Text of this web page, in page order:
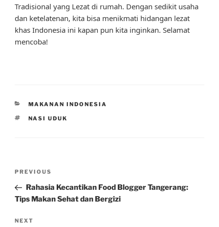
Tradisional yang Lezat di rumah. Dengan sedikit usaha
dan ketelatenan, kita bisa menikmati hidangan lezat
khas Indonesia ini kapan pun kita inginkan. Selamat
mencoba!
CATEGORIES
MAKANAN INDONESIA
TAGS
NASI UDUK
Previous
Post
PREVIOUS
Rahasia Kecantikan Food Blogger Tangerang:
Tips Makan Sehat dan Bergizi
Next
NEXT